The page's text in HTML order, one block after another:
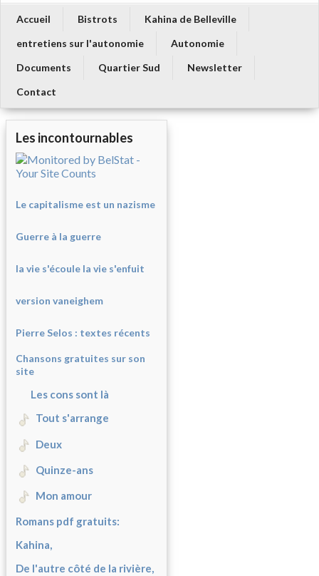
Accueil Bistrots
Kahina de Belleville
entretiens sur l'autonomie
Autonomie
Documents
Quartier Sud
Newsletter
Contact
Les incontournables
Le capitalisme est un nazisme
Guerre à la guerre
la vie s'écoule la vie s'enfuit
version vaneighem
Pierre Selos : textes récents
Chansons gratuites sur son
site
Les cons sont là
Tout s'arrange
Deux
Quinze-ans
Mon amour
Romans pdf gratuits:
Kahina,
De l'autre côté de la rivière,